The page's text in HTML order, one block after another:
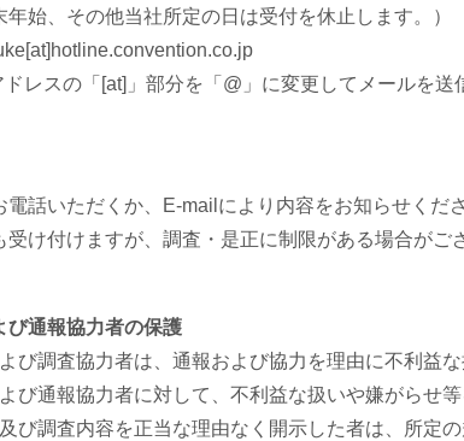
年始、その他当社所定の日は受付を休止します。）
レスの「[at]」部分を「@」に変更してメールを送
電話いただくか、E-mailにより内容をお知らせくださ
受け付けますが、調査・是正に制限がある場合がご
び通報協力者の保護
び調査協力者は、通報および協力を理由に不利益
び通報協力者に対して、不利益な扱いや嫌がらせ
び調査内容を正当な理由なく開示した者は、所定の